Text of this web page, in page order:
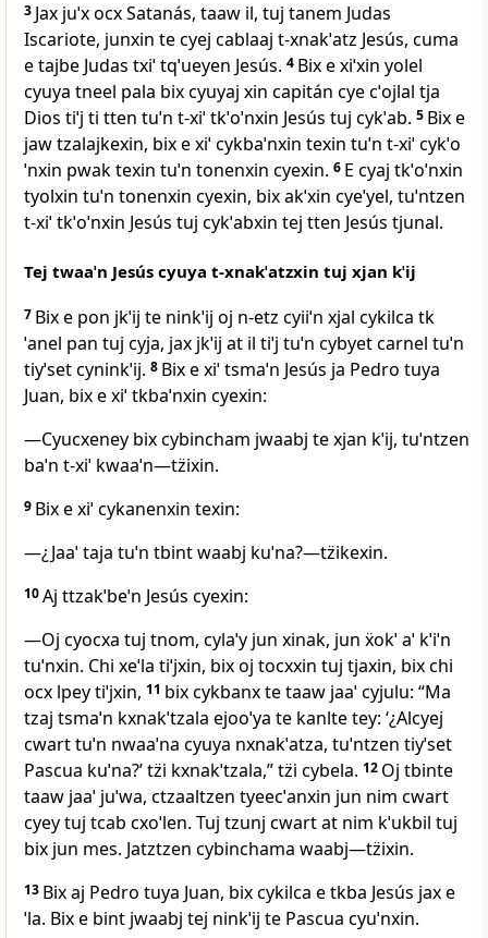
3 Jax juˈx ocx Satanás, taaw il, tuj tanem Judas
Iscariote, junxin te cyej cablaaj t‑xnakˈatz Jesús, cuma
e tajbe Judas txiˈ tqˈueyen Jesús. 4 Bix e xiˈxin yolel
cyuya tneel pala bix cyuyaj xin capitán cye cˈojlal tja
Dios tiˈj ti tten tuˈn t‑xiˈ tkˈoˈnxin Jesús tuj cykˈab. 5 Bix e
jaw tzalajkexin, bix e xiˈ cykbaˈnxin texin tuˈn t‑xiˈ cykˈo
ˈnxin pwak texin tuˈn tonenxin cyexin. 6 E cyaj tkˈoˈnxin
tyolxin tuˈn tonenxin cyexin, bix akˈxin cyeˈyel, tuˈntzen
t‑xiˈ tkˈoˈnxin Jesús tuj cykˈabxin tej tten Jesús tjunal.
Tej twaaˈn Jesús cyuya t‑xnakˈatzxin tuj xjan kˈij
7 Bix e pon jkˈij te ninkˈij oj n‑etz cyiiˈn xjal cykilca tk
ˈanel pan tuj cyja, jax jkˈij at il tiˈj tuˈn cybyet carnel tuˈn
tiyˈset cyninkˈij. 8 Bix e xiˈ tsmaˈn Jesús ja Pedro tuya
Juan, bix e xiˈ tkbaˈnxin cyexin:
―Cyucxeney bix cybincham jwaabj te xjan kˈij, tuˈntzen
baˈn t‑xiˈ kwaaˈn―tz̈ixin.
9 Bix e xiˈ cykanenxin texin:
―¿Jaaˈ taja tuˈn tbint waabj kuˈna?―tz̈ikexin.
10Aj ttzakˈbeˈn Jesús cyexin:
―Oj cyocxa tuj tnom, cylaˈy jun xinak, jun ẍokˈ aˈ kˈiˈn
tuˈnxin. Chi xeˈla tiˈjxin, bix oj tocxxin tuj tjaxin, bix chi
ocx lpey tiˈjxin, 11 bix cykbanx te taaw jaaˈ cyjulu: “Ma
tzaj tsmaˈn kxnakˈtzala ejooˈya te kanlte tey: ‘¿Alcyej
cwart tuˈn nwaaˈna cyuya nxnakˈatza, tuˈntzen tiyˈset
Pascua kuˈna?’ tz̈i kxnakˈtzala,” tz̈i cybela. 12 Oj tbinte
taaw jaaˈ juˈwa, ctzaaltzen tyeecˈanxin jun nim cwart
cyey tuj tcab cxoˈlen. Tuj tzunj cwart at nim kˈukbil tuj
bix jun mes. Jatztzen cybinchama waabj―tz̈ixin.
13 Bix aj Pedro tuya Juan, bix cykilca e tkba Jesús jax e
ˈla. Bix e bint jwaabj tej ninkˈij te Pascua cyuˈnxin.